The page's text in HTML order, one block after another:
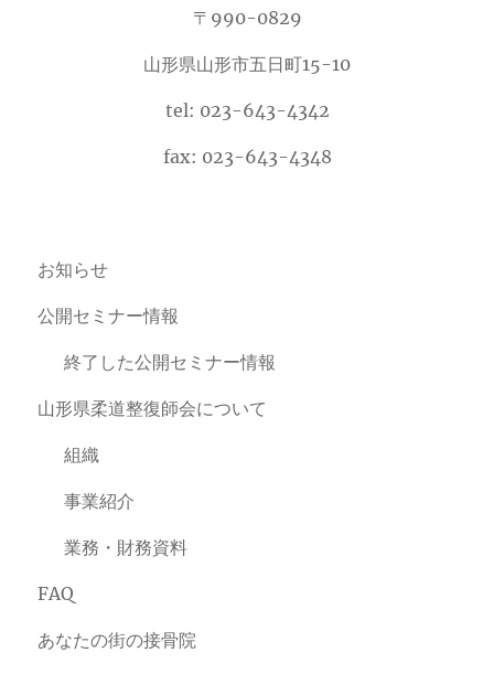
〒990-0829
山形県山形市五日町15-10
tel: 023-643-4342
fax: 023-643-4348
お知らせ
公開セミナー情報
終了した公開セミナー情報
山形県柔道整復師会について
組織
事業紹介
業務・財務資料
FAQ
あなたの街の接骨院